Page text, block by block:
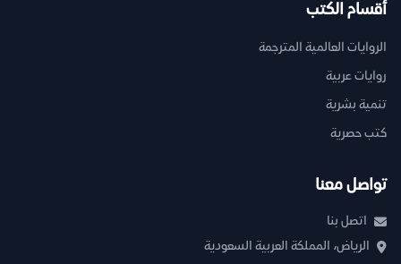
أقسام الكتب
الروايات العالمية المترجمة
روايات عربية
تنمية بشرية
كتب حصرية
تواصل معنا
اتصل بنا
الرياض، المملكة العربية السعودية